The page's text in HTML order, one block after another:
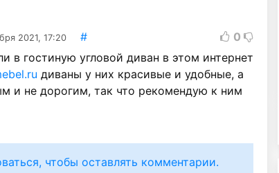
2021, 17:20 #
0
в гостиную угловой диван в этом интернет
диваны у них красивые и удобные, а
и не дорогим, так что рекомендую к ним
чтобы оставлять комментарии.